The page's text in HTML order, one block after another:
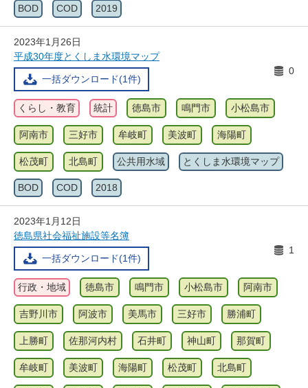
BOD COD 2019
2023年1月26日
平成30年度とくしま水環境マップ
一括ダウンロード(1件)
0
くらし・教育 統計 徳島市 鳴門市 小松島市
阿南市 三好市 牟岐町 美波町 海陽町
松茂町 北島町 公共用水域 とくしま水環境マップ
BOD COD 2018
2023年1月12日
徳島県社会福祉施設等名簿
一括ダウンロード(1件)
1
行政・地域 徳島市 鳴門市 小松島市 阿南市
吉野川市 阿波市 美馬市 三好市 勝浦町
上勝町 佐那河内村 石井町 神山町 那賀町
牟岐町 美波町 海陽町 松茂町 北島町